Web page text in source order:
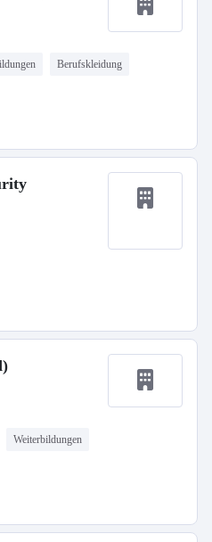
Berufskleidung
Weiterbildungen